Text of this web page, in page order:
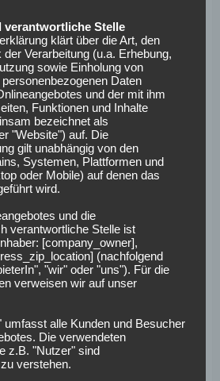
einer 25 € Freiwette.
vs. Fortuna Düsseldorf Wett Tipp
-1, mit einer Quote von
– Fortuna
unter anderem Höjlund und Kallas
Bei der Fortuna befinden
Muslija im Lazarett der Verletzten.
spielen:
– T. Becker, Ayhan, Kurucay, M.
verantwortliche Stelle
klärt über die Art, den
Verarbeitung (u.a. Erhebung,
sowie Einholung von
Daten
und der mit ihm
Funktionen und Inhalte
bezeichnet als
"Website") auf. Die
gilt unabhängig von den
Systemen, Plattformen und
oder Mobile) auf denen das
wird.
und die
verantwortliche Stelle ist
[company_owner],
(nachfolgend
"wir" oder "uns"). Für die
verweisen wir auf unser
umfasst alle Kunden und Besucher
Die verwendeten
z.B. "Nutzer" sind
verstehen.